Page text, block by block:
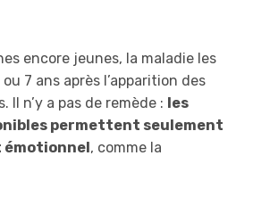
encore jeunes, la maladie les
7 ans après l’apparition des
Il n’y a pas de remède : les
permettent seulement
émotionnel, comme la